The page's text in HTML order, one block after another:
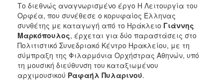
Το διεθνώς αναγνωρισμένο έργο Η Λειτουργία του
Ορφέα, που συνέθεσε ο κορυφαίος Έλληνας
συνθέτης με καταγωγή από το Ηράκλειο Γιάννης
Μαρκόπουλος, έρχεται για δύο παραστάσεις στο
Πολιτιστικό Συνεδριακό Κέντρο Ηρακλείου, με τη
σύμπραξη της Φιλαρμόνια Ορχήστρας Αθηνών, υπό
τη μουσική διεύθυνση του καταξιωμένου
αρχιμουσικού Ραφαήλ Πυλαρινού.